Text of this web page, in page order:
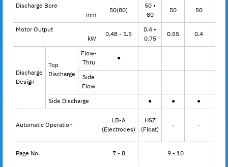
Discharge Bore
mm
50(80)
50 •
80
50 50
Motor Output
kW
0.48 - 1.5
0.4 •
0.75
0.55 0.4
Discharge
Design
Top
Discharge
Flow-
Thru
●
Side
Flow
Side Discharge
● ● ●
Automatic Operation
LB-A
(Electrodes)
HSZ
(Float)
- -
Page No. 7 - 8 9 - 10